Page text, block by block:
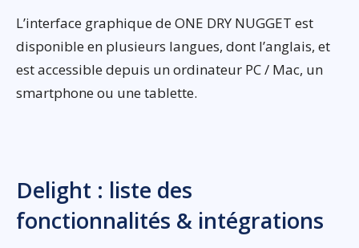
L’interface graphique de ONE DRY NUGGET est
disponible en plusieurs langues, dont l’anglais, et
est accessible depuis un ordinateur PC / Mac, un
smartphone ou une tablette.
Delight : liste des
fonctionnalités & intégrations